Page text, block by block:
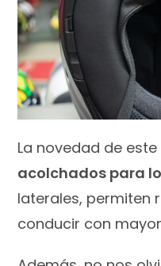
La novedad de
acolchados para
laterales, permiten
conducir con